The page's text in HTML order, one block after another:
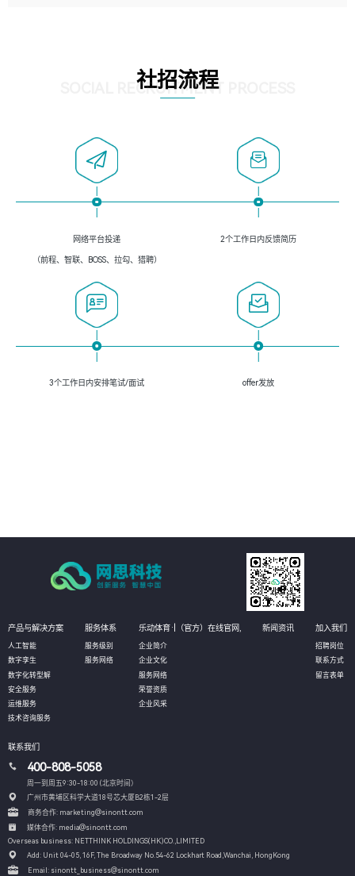
4、掌握DevOps思想、方法和流程。Jenkins工具使用；
5、掌握常见中间件配置与优化，如mysql、nginx等；
社招流程
SOCIAL RECRUITMENT PROCESS
网络平台投递
（前程、智联、BOSS、拉勾、猎聘）
2个工作日内反馈简历
3个工作日内安排笔试/面试 offer发放
产品与解决方案
人工智能
数字孪生
数字化转型解
安全服务
运维服务
技术咨询服务
服务体系
服务级别
服务网络
乐动体育·|（官方）在线官网,
企业简介
企业文化
服务网络
荣誉资质
企业风采
新闻资讯 加入我们
招聘岗位
联系方式
留言表单
联系我们
400-808-5058
周一到周五9:30-18:00 (北京时间）
广州市黄埔区科学大道18号芯大厦B2栋1-2层
商务合作: marketing@sinontt.com
媒体合作: media@sinontt.com
Overseas business: NETTHINK HOLDINGS(HK)CO.,LIMITED
Add: Unit 04-05, 16F, The Broadway No.54-62 Lockhart Road, Wanchai, HongKong
Email: sinontt_business@sinontt.com